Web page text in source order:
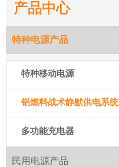
产品中心
特种电源产品
特种移动电源
铝燃料战术静默供电系统
多功能充电器
民用电源产品